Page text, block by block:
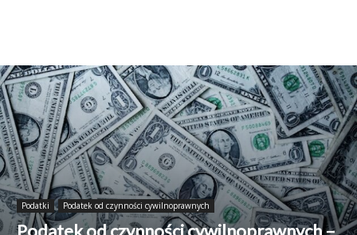
Podatki Podatek od czynności cywilnoprawnych
Podatek od czynności cywilnoprawnych –